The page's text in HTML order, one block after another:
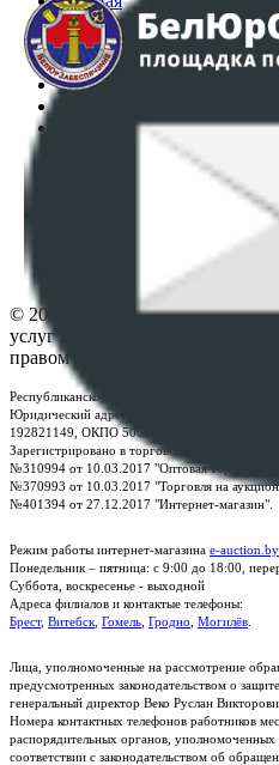
Аукционы
Интернет-магазин
Регламент организации и
Политика в отношении
ПОЛОЖЕНИЕ О
Настройки cookie-файлов
© 2026 Республиканское
услуг "БелЮрОбеспечение" -
правом
Республиканское унитарное предприятие
Юридический адрес: г. Минск, пр-т.
192821149, ОКПО 500111895000
Зарегистрировано в торговом реестре
№310994 от 10.03.2017 "Оптовая торговля
№370993 от 10.03.2017 "Торговля на
№401394 от 27.12.2017 "Интернет-магазин".
Режим работы интернет-магазина e-auction.by
Понедельник – пятница: с 9:00 до 18:00,
Суббота, воскресенье - выходной
Адреса филиалов и контактые телефоны:
Брест, Витебск Гомель Гродно Могилёв
Лица, уполномоченные на рассмотрение
предусмотренных законодательством о
генеральный директор Веко Руслан
Номера контактных телефонов работников
распорядительных органов, уполномоченных
соответствии с законодательством об